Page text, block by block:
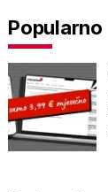
Popularno